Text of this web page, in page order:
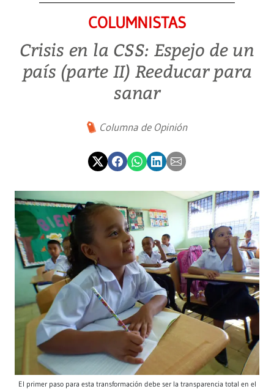
COLUMNISTAS
Crisis en la CSS: Espejo de un
país (parte II) Reeducar para
sanar
Columna de Opinión
El primer paso para esta transformación debe ser la transparencia total en el